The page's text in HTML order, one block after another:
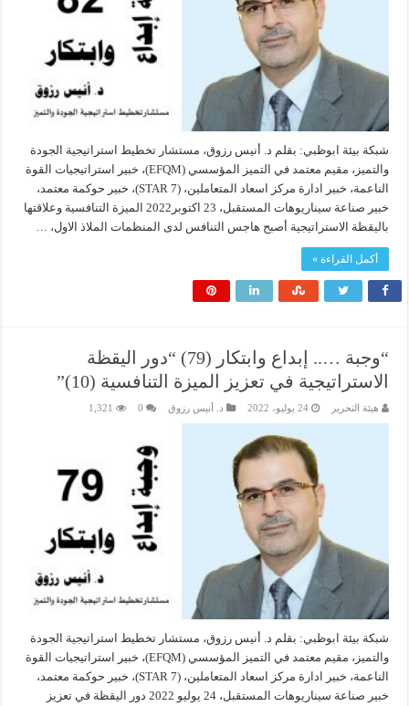
شبكة بيئة ابوظبي: بقلم د. أنيس رزوق، مستشار تخطيط استراتيجية الجودة
والتميز، مقيم معتمد في التميز المؤسسي (EFQM)، خبير استراتيجيات القوة
الناعمة، خبير ادارة مركز اسعاد المتعاملين، (7 STAR)، خبير حوكمة معتمد،
خبير صناعة سيناريوهات المستقبل، 23 اكتوبر2022 الميزة التنافسية وعلاقتها
باليقظة الاستراتيجية أصبح هاجس التنافس لدى المنظمات الملاذ الاول، …
أكمل القراءة »
“وجبة ….. إبداع وابتكار (79) “دور اليقظة
الاستراتيجية في تعزيز الميزة التنافسية (10)”
هيئة التحرير 24 يوليو، 2022 د. أنيس رزوق 0
1,321
شبكة بيئة ابوظبي: بقلم د. أنيس رزوق، مستشار تخطيط استراتيجية الجودة
والتميز، مقيم معتمد في التميز المؤسسي (EFQM)، خبير استراتيجيات القوة
الناعمة، خبير ادارة مركز اسعاد المتعاملين، (7 STAR)، خبير حوكمة معتمد،
خبير صناعة سيناريوهات المستقبل، 24 يوليو 2022 دور اليقظة في تعزيز